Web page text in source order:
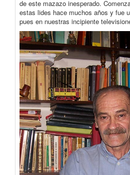
de este mazazo inesperado.
estas lides hace muchos años y fue
pues en nuestras incipiente